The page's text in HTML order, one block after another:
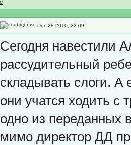
Dec 28 2010, 23:09
Сегодня навестили
рассудительный
складывать слоги. А
они учатся ходить с
одно из переданных
мимо директор ДД